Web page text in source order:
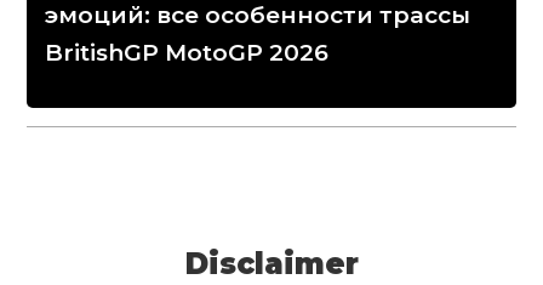
эмоций: все особенности трассы
BritishGP MotoGP 2026
Disclaimer